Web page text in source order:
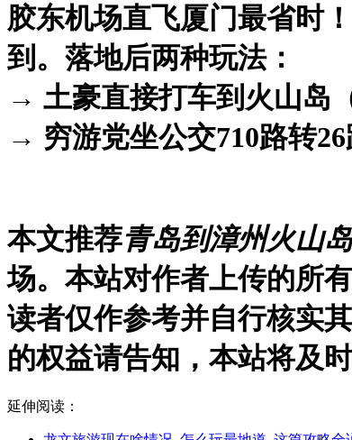
胶东机场直飞厦门最省时
到。落地后两种玩法：
→ 土豪直接打车到火山岛
→ 穷游党坐公交710路转26
本文推荐青岛到漳州火山
场。本站对作者上传的所
读者仅作参考并自行核实
的权益请告知，本站将及
延伸阅读：